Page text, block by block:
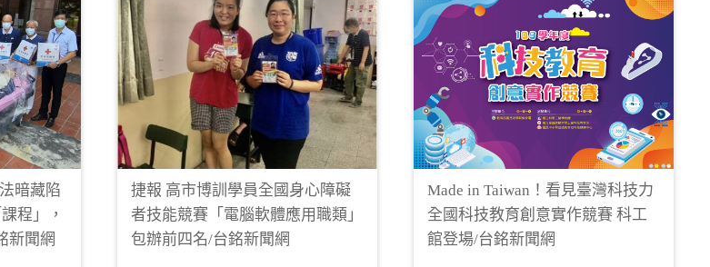
暗藏陷
程」，
新聞網
捷報 高市博訓學員全國身心障礙
者技能競賽「電腦軟體應用職類」
包辦前四名/台銘新聞網
Made in Taiwan！看見臺灣科技力
全國科技教育創意實作競賽 科工
館登場/台銘新聞網